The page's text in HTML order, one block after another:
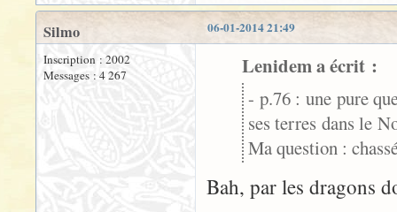
06-01-2014 21:49
Silmo
Inscription : 2002
Messages : 4 267
Lenidem a écrit :
- p.76 : une pure
ses terres dans le
Ma question :
Bah, par les dragons